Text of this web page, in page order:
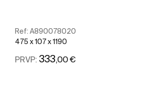
Ref: A890078020
475 x 107 x 1190
PRVP: 333,00 €